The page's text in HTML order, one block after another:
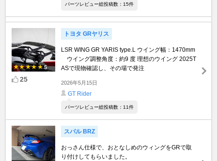
パーツレビュー総投稿数：15件
5
25
トヨタ GRヤリス
LSR WING GR YARIS type.L ウイング幅：1470mm
ウイング調整角度：約9 度 理想のウイング 2025T
ASで現物確認し、その場で発注
2026年5月15日
GT Rider
パーツレビュー総投稿数：11件
スバル BRZ
おっさん仕様で、おとなしめのウィングをGRで取
り付けしてもらいました。